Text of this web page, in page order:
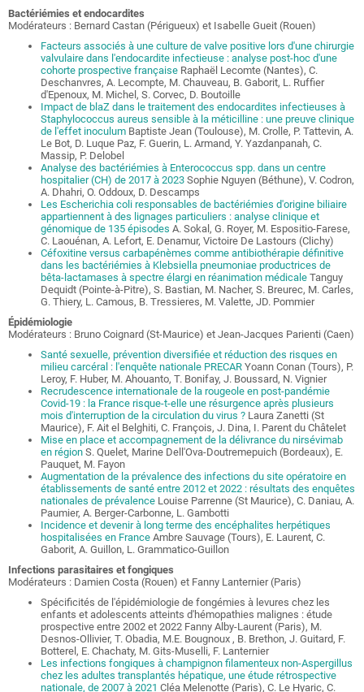
Bactériémies et endocardites
Modérateurs : Bernard Castan (Périgueux) et Isabelle Gueit (Rouen)
Facteurs associés à une culture de valve positive lors d'une chirurgie
valvulaire dans l'endocardite infectieuse : analyse post-hoc d'une
cohorte prospective française Raphaël Lecomte (Nantes), C.
Deschanvres, A. Lecompte, M. Chauveau, B. Gaborit, L. Ruffier
d'Epenoux, M. Michel, S. Corvec, D. Boutoille
Impact de blaZ dans le traitement des endocardites infectieuses à
Staphylococcus aureus sensible à la méticilline : une preuve clinique
de l'effet inoculum Baptiste Jean (Toulouse), M. Crolle, P. Tattevin, A.
Le Bot, D. Luque Paz, F. Guerin, L. Armand, Y. Yazdanpanah, C.
Massip, P. Delobel
Analyse des bactériémies à Enterococcus spp. dans un centre
hospitalier (CH) de 2017 à 2023 Sophie Nguyen (Béthune), V. Codron,
A. Dhahri, O. Oddoux, D. Descamps
Les Escherichia coli responsables de bactériémies d'origine biliaire
appartiennent à des lignages particuliers : analyse clinique et
génomique de 135 épisodes A. Sokal, G. Royer, M. Espositio-Farese,
C. Laouénan, A. Lefort, E. Denamur, Victoire De Lastours (Clichy)
Céfoxitine versus carbapénèmes comme antibiothérapie définitive
dans les bactériémies à Klebsiella pneumoniae productrices de
bêta-lactamases à spectre élargi en réanimation médicale Tanguy
Dequidt (Pointe-à-Pitre), S. Bastian, M. Nacher, S. Breurec, M. Carles,
G. Thiery, L. Camous, B. Tressieres, M. Valette, JD. Pommier
Épidémiologie
Modérateurs : Bruno Coignard (St-Maurice) et Jean-Jacques Parienti (Caen)
Santé sexuelle, prévention diversifiée et réduction des risques en
milieu carcéral : l'enquête nationale PRECAR Yoann Conan (Tours), P.
Leroy, F. Huber, M. Ahouanto, T. Bonifay, J. Boussard, N. Vignier
Recrudescence internationale de la rougeole en post-pandémie
Covid-19 : la France risque-t-elle une résurgence après plusieurs
mois d'interruption de la circulation du virus ? Laura Zanetti (St
Maurice), F. Ait el Belghiti, C. François, J. Dina, I. Parent du Châtelet
Mise en place et accompagnement de la délivrance du nirsévimab
en région S. Quelet, Marine Dell'Ova-Doutremepuich (Bordeaux), E.
Pauquet, M. Fayon
Augmentation de la prévalence des infections du site opératoire en
établissements de santé entre 2012 et 2022 : résultats des enquêtes
nationales de prévalence Louise Parrenne (St Maurice), C. Daniau, A.
Paumier, A. Berger-Carbonne, L. Gambotti
Incidence et devenir à long terme des encéphalites herpétiques
hospitalisées en France Ambre Sauvage (Tours), E. Laurent, C.
Gaborit, A. Guillon, L. Grammatico-Guillon
Infections parasitaires et fongiques
Modérateurs : Damien Costa (Rouen) et Fanny Lanternier (Paris)
Spécificités de l'épidémiologie de fongémies à levures chez les
enfants et adolescents atteints d'hémopathies malignes : étude
prospective entre 2002 et 2022 Fanny Alby-Laurent (Paris), M.
Desnos-Ollivier, T. Obadia, M.E. Bougnoux , B. Brethon, J. Guitard, F.
Botterel, E. Chachaty, M. Gits-Muselli, F. Lanternier
Les infections fongiques à champignon filamenteux non-Aspergillus
chez les adultes transplantés hépatique, une étude rétrospective
nationale, de 2007 à 2021 Cléa Melenotte (Paris), C. Le Hyaric, C.